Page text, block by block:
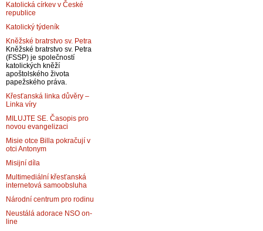
Katolická církev v České
republice
Katolický týdeník
Kněžské bratrstvo sv. Petra
Kněžské bratrstvo sv. Petra
(FSSP) je společností
katolických kněží
apoštolského života
papežského práva.
Křesťanská linka důvěry –
Linka víry
MILUJTE SE. Časopis pro
novou evangelizaci
Misie otce Billa pokračují v
otci Antonym
Misijní díla
Multimediální křesťanská
internetová samoobsluha
Národní centrum pro rodinu
Neustálá adorace NSO on-
line